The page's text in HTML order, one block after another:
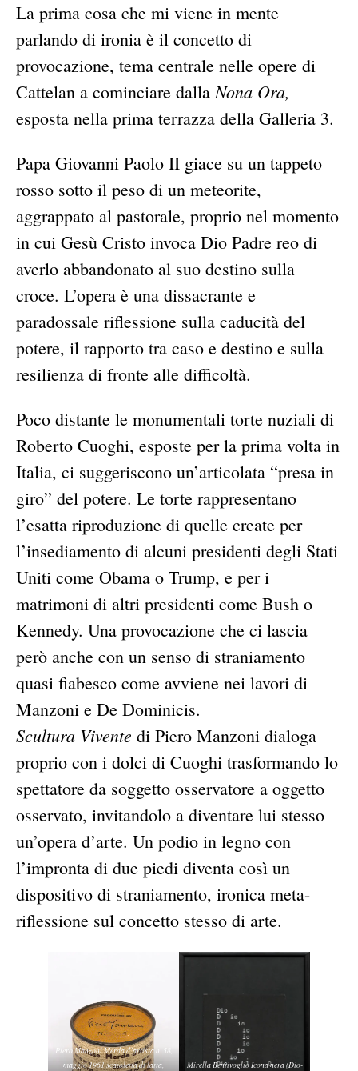
La prima cosa che mi viene in mente
parlando di ironia è il concetto di
provocazione, tema centrale nelle opere di
Cattelan a cominciare dallaNona Ora,
esposta nella prima terrazza della Galleria 3.
Papa Giovanni Paolo II giace su un tappeto
rosso sotto il peso di un meteorite,
aggrappato al pastorale, proprio nel momento
in cui Gesù Cristo invoca Dio Padre reo di
averlo abbandonato al suo destino sulla
croce. L’opera è una dissacrante e
paradossale riflessione sulla caducità del
potere, il rapporto tra caso e destino e sulla
resilienza di fronte alle difficoltà.
Poco distante le monumentali torte nuziali di
Roberto Cuoghi, esposte per la prima volta in
Italia, ci suggeriscono un’articolata “presa in
giro” del potere. Le torte rappresentano
l’esatta riproduzione di quelle create per
l’insediamento di alcuni presidenti degli Stati
Uniti come Obama o Trump, e per i
matrimoni di altri presidenti come Bush o
Kennedy. Una provocazione che ci lascia
però anche con un senso di straniamento
quasi fiabesco come avviene nei lavori di
Manzoni e De Dominicis.
Scultura Vivente di Piero Manzoni dialoga
proprio con i dolci di Cuoghi trasformando lo
spettatore da soggetto osservatore a oggetto
osservato, invitandolo a diventare lui stesso
un’opera d’arte. Un podio in legno con
l’impronta di due piedi diventa così un
dispositivo di straniamento, ironica meta-
riflessione sul concetto stesso di arte.
Piero Manzoni Merda d’artista n. 58,
maggio 1961 scatoletta di latta,
Mirella Bentivoglio Icona nera (Dio-